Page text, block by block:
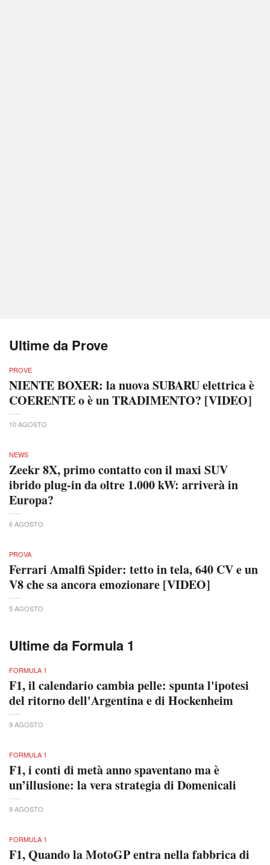
Ultime da Prove
PROVE
NIENTE BOXER: la nuova SUBARU elettrica è
COERENTE o è un TRADIMENTO? [VIDEO]
10 AGOSTO
NEWS
Zeekr 8X, primo contatto con il maxi SUV
ibrido plug-in da oltre 1.000 kW: arriverà in
Europa?
6 AGOSTO
PROVA
Ferrari Amalfi Spider: tetto in tela, 640 CV e un
V8 che sa ancora emozionare [VIDEO]
5 AGOSTO
Ultime da Formula 1
FORMULA 1
F1, il calendario cambia pelle: spunta l'ipotesi
del ritorno dell'Argentina e di Hockenheim
9 AGOSTO
FORMULA 1
F1, i conti di metà anno spaventano ma è
un’illusione: la vera strategia di Domenicali
9 AGOSTO
FORMULA 1
F1, Quando la MotoGP entra nella fabbrica di